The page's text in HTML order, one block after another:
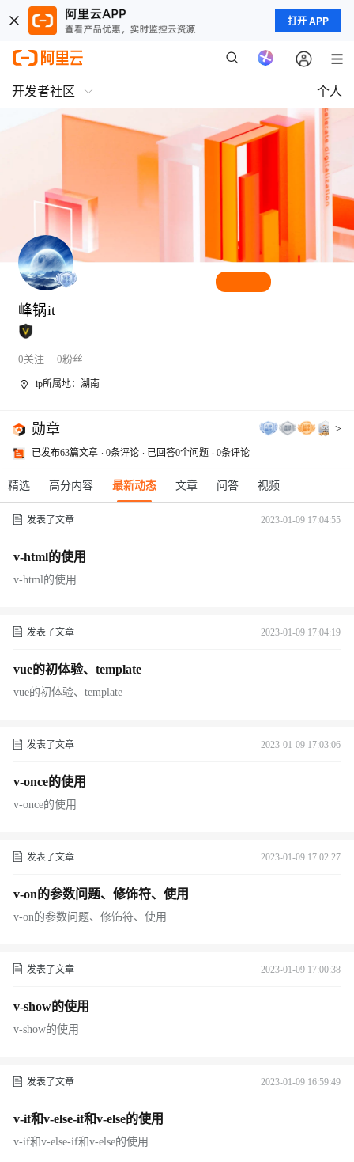
打开 APP
开发者社区 个人
峰锅it
0关注 0粉丝
ip所属地：湖南
勋章 >
已发布63篇文章 0条评论 已回答0个问题 0条评论
精选 高分内容 最新动态 文章 问答 视频
发表了文章 2023-01-09 17:04:55
v-html的使用
v-html的使用
发表了文章 2023-01-09 17:04:19
vue的初体验、template
vue的初体验、template
发表了文章 2023-01-09 17:03:06
v-once的使用
v-once的使用
发表了文章 2023-01-09 17:02:27
v-on的参数问题、修饰符、使用
v-on的参数问题、修饰符、使用
发表了文章 2023-01-09 17:00:38
v-show的使用
v-show的使用
发表了文章 2023-01-09 16:59:49
v-if和v-else-if和v-else的使用
v-if和v-else-if和v-else的使用